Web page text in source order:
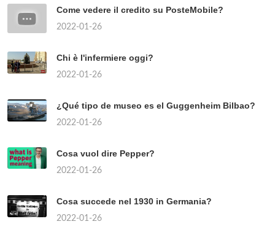
Come vedere il credito su PosteMobile?
2022-01-26
Chi è l'infermiere oggi?
2022-01-26
¿Qué tipo de museo es el Guggenheim Bilbao?
2022-01-26
Cosa vuol dire Pepper?
2022-01-26
Cosa succede nel 1930 in Germania?
2022-01-26